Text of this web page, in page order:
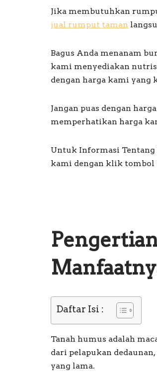
Jika membutuhkan
jual rumput taman
Bagus Anda menanam
kami menyediakan
dengan harga kami
Jangan puas dengan
memperhatikan harga
Untuk Informasi Tentang
kami dengan klik tombol
Daftar Isi :
Tanah humus adalah
dari pelapukan
yang lama.